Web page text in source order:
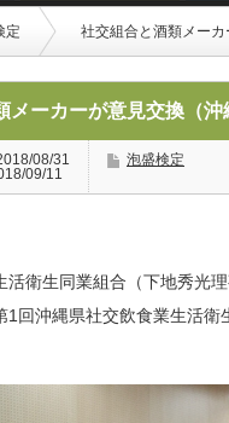
定 社交組合と酒類メーカ
メーカーが意見交換（沖
08/31
09/11
泡盛検定
活衛生同業組合（下地秀光
1回沖縄県社交飲食業生活